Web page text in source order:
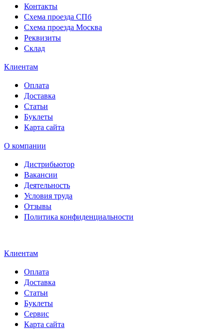
Контакты
Схема проезда СПб
Схема проезда Москва
Реквизиты
Склад
Клиентам
Оплата
Доставка
Статьи
Буклеты
Карта сайта
О компании
Дистрибьютор
Вакансии
Деятельность
Условия труда
Отзывы
Политика конфиденциальности
Клиентам
Оплата
Доставка
Статьи
Буклеты
Сервис
Карта сайта